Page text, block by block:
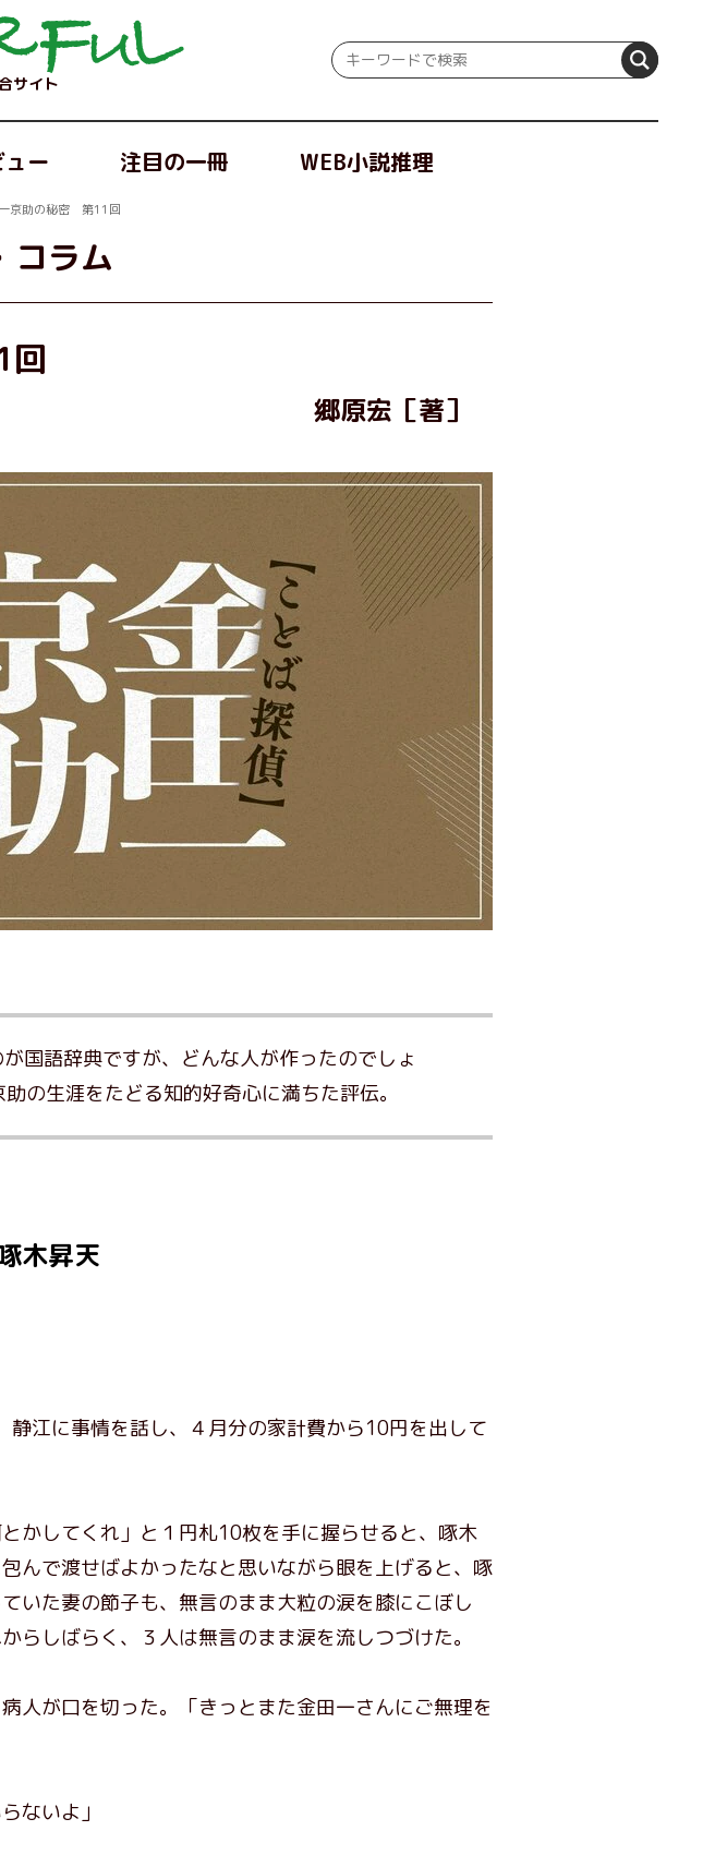
サイト
ュー 注目の一冊 WEB小説推理
京助の秘密 第11回
コラム
回
郷原宏［著］
国語辞典ですが、どんな人が作ったのでしょ
の生涯をたどる知的好奇心に満ちた評伝。
木昇天
江に事情を話し、４月分の家計費から10円を出して
かしてくれ」と１円札10枚を手に握らせると、啄木
んで渡せばよかったなと思いながら眼を上げると、啄
いた妻の節子も、無言のまま大粒の涙を膝にこぼし
しばらく、３人は無言のまま涙を流しつづけた。
人が口を切った。「きっとまた金田一さんにご無理を
ないよ」